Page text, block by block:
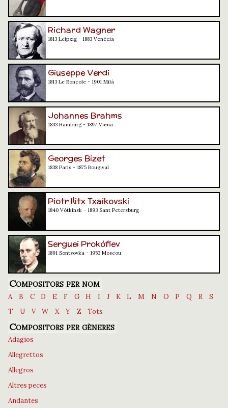
Richard Wagner
1813 Leipzig - 1883 Venècia
Giuseppe Verdi
1813 Le Roncole - 1901 Milà
Johannes Brahms
1833 Hamburg - 1897 Viena
Georges Bizet
1838 París - 1875 Bougival
Piotr Ilitx Txaikovski
1840 Vótkinsk - 1893 Sant Petersburg
Serguei Prokófiev
1891 Sontsovka - 1953 Moscou
Compositors per nom
A B C D E F G H I J K L M N O P Q R
S
T
U V W X Y Z Tots
Compositors per gèneres
Adagios
Allegrettos
Allegros
Altres peces
Andantes